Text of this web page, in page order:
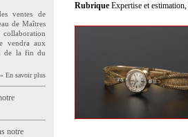
ventes de
de Maîtres
collaboration
vendra aux
de la fin du
» En savoir plus
notre
Rubrique Expertise et estimation,